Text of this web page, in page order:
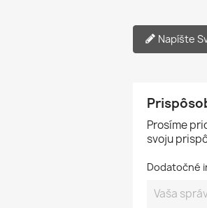
Napíšte
Prosíme
svoju
Dodatočné